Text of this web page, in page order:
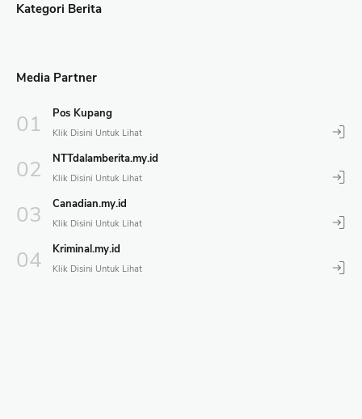
Kategori Berita
Media Partner
Pos Kupang
NTTdalamberita.my.id
Canadian.my.id
Kriminal.my.id